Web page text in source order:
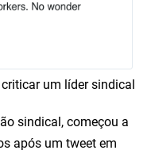
um líder sindical
sindical, começou a
após um tweet em